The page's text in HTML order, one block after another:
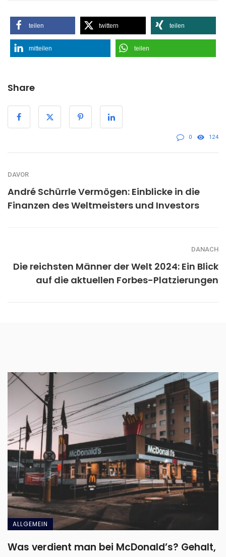
teilen twittern teilen
mitteilen teilen
Share
0 124
DAVOR
André Schürrle Vermögen: Einblicke in die
Finanzen des Weltmeisters und Investors
DANACH
Die reichsten Männer der Welt 2024: Ein Blick
auf die aktuellen Forbes-Platzierungen
ALLGEMEIN
Was verdient man bei McDonald’s? Gehalt,